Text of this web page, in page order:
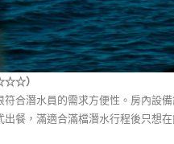
）
合潛水員的需求方便性。房內設
餐，滿適合滿檔潛水行程後只想